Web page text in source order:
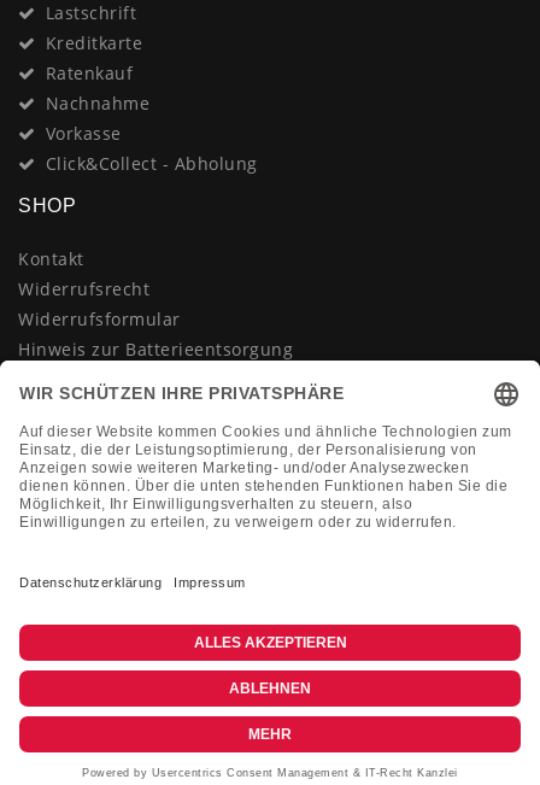
Lastschrift
Kreditkarte
Ratenkauf
Nachnahme
Vorkasse
Click&Collect - Abholung
SHOP
Kontakt
Widerrufsrecht
Widerrufsformular
Hinweis zur Batterieentsorgung
Datenschutzerklärung
Impressum
Vertrag widerrufen
Montag-Freitag 10:00-18:00 Uhr
+49 (0)2133 210433
shop@dienadel.de
Kieler Str. 18 - 41540 Dormagen
Soziale Verantwortung